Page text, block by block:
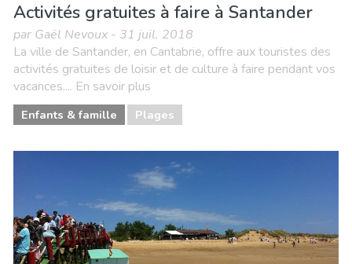
Activités gratuites à faire à Santander
par Gaël Nevoux - 31 juil. 2018
La ville de Santander, en Cantabrie, offre aux touristes des
activités gratuites de loisir et de culture à faire pendant vos
vacances.... En savoir plus
Enfants & famille Plages